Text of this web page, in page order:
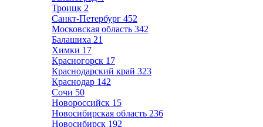
Троицк 2
Санкт-Петербург 452
Московская область 342
Балашиха 21
Химки 17
Красногорск 17
Краснодарский край 323
Краснодар 142
Сочи 50
Новороссийск 15
Новосибирская область 236
Новосибирск 192